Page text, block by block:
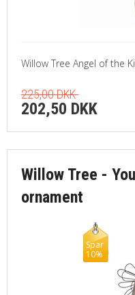
Willow Tree Angel of the
225,00 DKK
202,50 DKK
Willow Tree -
ornament
Spar
10%